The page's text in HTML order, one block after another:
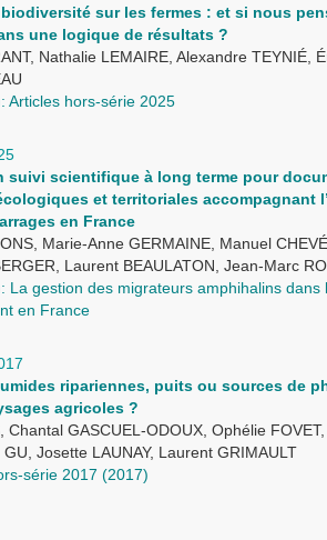
biodiversité sur les fermes : et si nous
une logique de résultats ?
Nathalie LEMAIRE, Alexandre TEYNIÉ,
Articles hors-série 2025
suivi scientifique à long terme pour
et territoriales accompagnant
en France
Marie-Anne GERMAINE, Manuel
Laurent BEAULATON, Jean-Marc
La gestion des migrateurs amphihalins dans
en France
ripariennes, puits ou sources de
agricoles ?
Chantal GASCUEL-ODOUX, Ophélie
Josette LAUNAY, Laurent GRIMAULT
série 2017 (2017)